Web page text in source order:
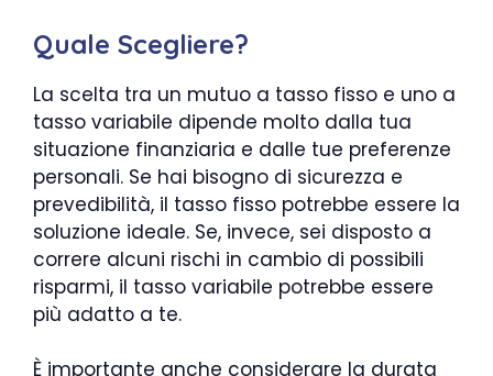
Quale Scegliere?
La scelta tra un mutuo a tasso fisso e uno a
tasso variabile dipende molto dalla tua
situazione finanziaria e dalle tue preferenze
personali. Se hai bisogno di sicurezza e
prevedibilità, il tasso fisso potrebbe essere la
soluzione ideale. Se, invece, sei disposto a
correre alcuni rischi in cambio di possibili
risparmi, il tasso variabile potrebbe essere
più adatto a te.
È importante anche considerare la durata